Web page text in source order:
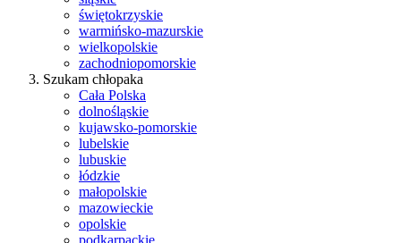
świętokrzyskie
warmińsko-mazurskie
wielkopolskie
zachodniopomorskie
Szukam chłopaka
Cała Polska
dolnośląskie
kujawsko-pomorskie
lubelskie
lubuskie
łódzkie
małopolskie
mazowieckie
opolskie
podkarpackie